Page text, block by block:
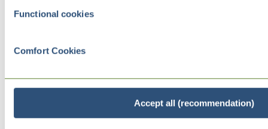
Functional cookies
Comfort Cookies
Accept all (recommendation)